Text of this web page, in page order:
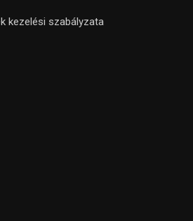
kezelési szabályzata